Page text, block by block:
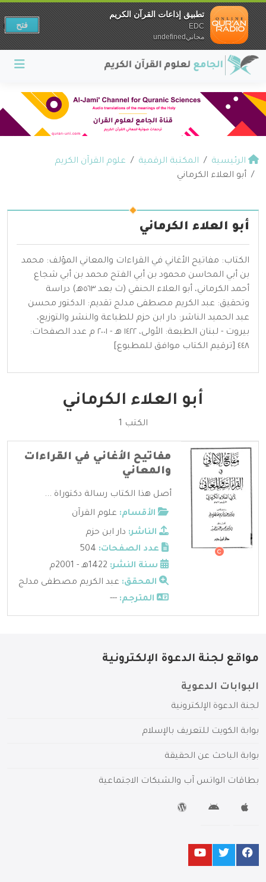
الرئيسية المكتبة الرقمية
علوم القرآن الكريم
أبو العلاء الكرماني
أبو العلاء الكرماني
الكتاب: مفاتيح الأغاني في القراءات والمعاني المؤلف: محمد
بن أبي المحاسن محمود بن أبي الفتح محمد بن أبي شجاع
أحمد الكرماني، أبو العلاء الحنفي (ت بعد ٥٦٣هـ) دراسة
وتحقيق: عبد الكريم مصطفى مدلج تقديم: الدكتور محسن
عبد الحميد الناشر: دار ابن حزم للطباعة والنشر والتوزيع،
بيروت - لبنان الطبعة: الأولى، ١٤٢٢ هـ - ٢٠٠١ م عدد الصفحات:
٤٤٨ [ترقيم الكتاب موافق للمطبوع]
أبو العلاء الكرماني
الكتب 1
مفاتيح الأغاني في القراءات
والمعاني
أصل هذا الكتاب رسالة دكتوراة ...
الأقسام: علوم القرآن
الناشر: دار ابن حزم
عدد الصفحات:
سنة النشر:
المحقق: عبد الكريم مصطفى مدلج
المترجم: ---
مواقع لجنة الدعوة الإلكترونية
البوابات الدعوية
لجنة الدعوة الإلكترونية
بوابة الكويت للتعريف بالإسلام
بوابة الباحث عن الحقيقة
بطاقات الواتس آب والشبكات الاجتماعية
تطبيق إذاعات القرآن الكريم
EDC
مجانيundefined
فتح